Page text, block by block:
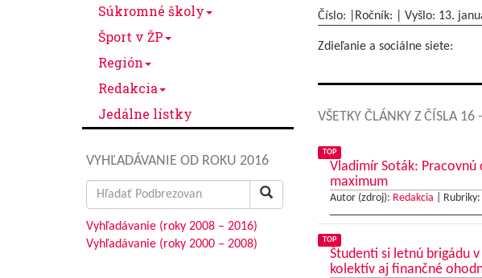
Súkromné školy
Šport v ŽP
Región
Redakcia
Jedálne lístky
VYHĽADÁVANIE OD ROKU 2016
Search
for:
Vyhľadávanie (roky 2008 – 2016)
Vyhľadávanie (roky 2000 – 2008)
Číslo: |Ročník: | Vyšlo: 13.
Zdieľanie a sociálne siete:
VŠETKY ČLÁNKY Z ČÍSLA 16
TOP
Vladimír Soták:
maximum
Autor (zdroj): Redakcia Rubriky:
TOP
Študenti si letnú brigádu
kolektív aj finančné